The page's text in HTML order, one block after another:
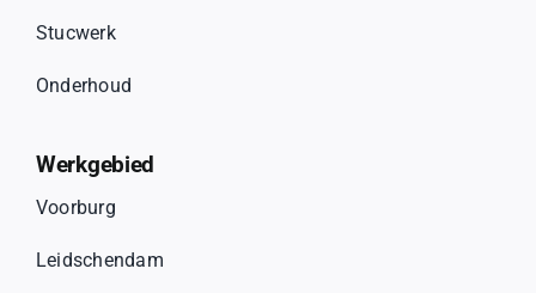
Stucwerk
Onderhoud
Werkgebied
Voorburg
Leidschendam